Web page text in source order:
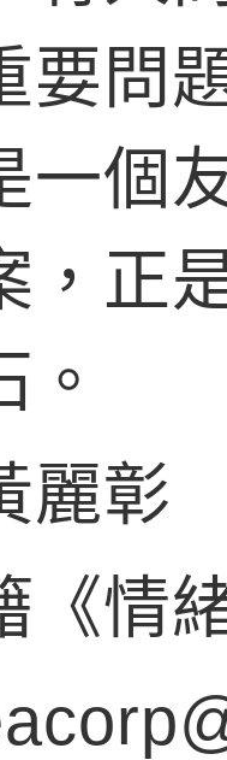
要問
一個
，正
。
麗彰
《情